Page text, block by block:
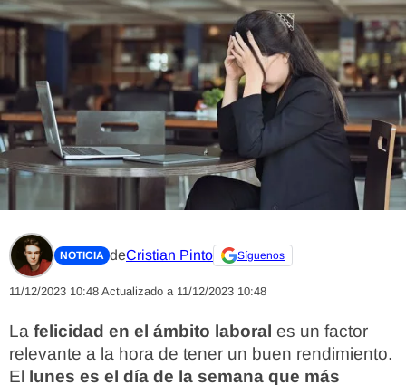
NOTICIA deCristian Pinto Síguenos
11/12/2023 10:48 Actualizado a 11/12/2023 10:48
La felicidad en el ámbito laboral es un factor
relevante a la hora de tener un buen rendimiento.
El lunes es el día de la semana que más